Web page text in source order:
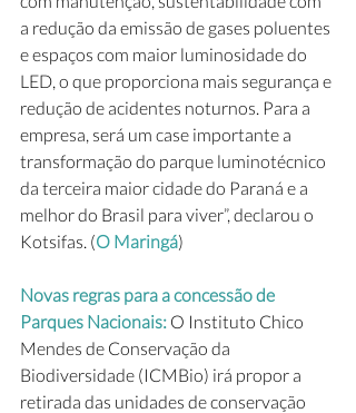
a redução da emissão de gases poluentes
e espaços com maior luminosidade do
LED, o que proporciona mais segurança e
redução de acidentes noturnos. Para a
empresa, será um case importante a
transformação do parque luminotécnico
da terceira maior cidade do Paraná e a
melhor do Brasil para viver”, declarou o
Kotsifas. (O Maringá)
Novas regras para a concessão de
Parques Nacionais: O Instituto Chico
Mendes de Conservação da
Biodiversidade (ICMBio) irá propor a
retirada das unidades de conservação